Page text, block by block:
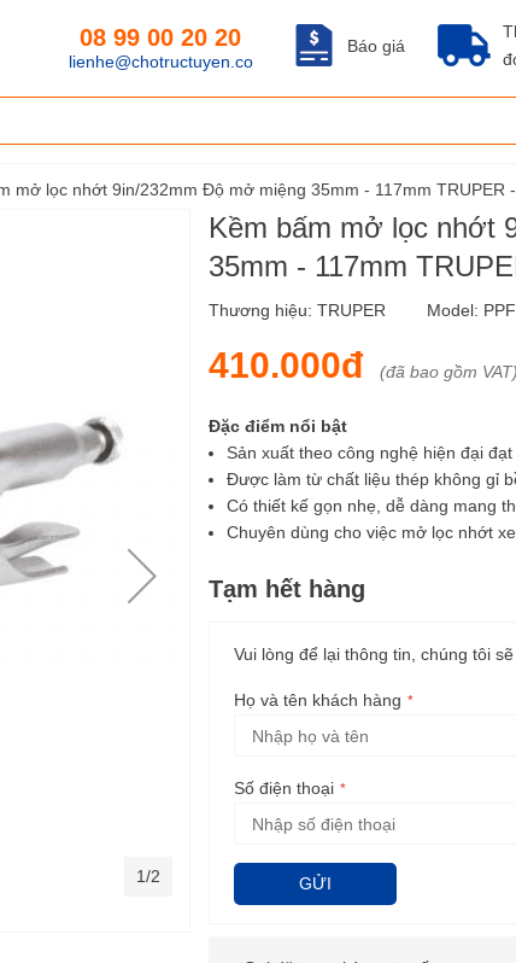
Báo giá
08 99 00 20 20
lienhe@chotructuyen.co
mở lọc nhớt 9in/232mm Độ mở miệng 35mm - 117mm TRUPER
Kềm bấm mở lọc nhớt
35mm - 117mm
Thương hiệu: TRUPER Model:
410.000đ (đã bao gồm VAT)
Đặc điểm nổi bật
Sản xuất theo công nghệ hiện đại
Được làm từ chất liệu thép không gỉ
Có thiết kế gọn nhẹ, dễ dàng mang
Chuyên dùng cho việc mở lọc nhớt
Tạm hết hàng
Vui lòng để lại thông tin, chúng tôi
Họ và tên khách hàng
Số điện thoại
GỬI
1/2